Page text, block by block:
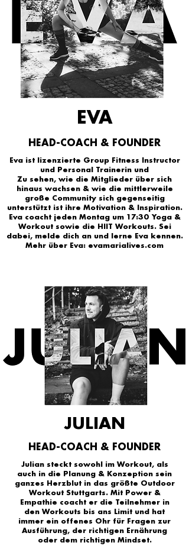
EVA
HEAD-COACH & FOUNDER
Eva ist lizenzierte Group Fitness Instructor
und Personal Trainerin und
Zu sehen, wie die Mitglieder über sich
hinaus wachsen & wie die mittlerweile
große Community sich gegenseitig
unterstützt ist ihre Motivation & Inspiration.
Eva coacht jeden Montag um 17:30 Yoga &
Workout sowie die HIIT Workouts. Sei
dabei, melde dich an und lerne Eva kennen.
Mehr über Eva: evamarialives.com
JULIAN
HEAD-COACH & FOUNDER
Julian steckt sowohl im Workout, als
auch in die Planung & Konzeption sein
ganzes Herzblut in das größte Outdoor
Workout Stuttgarts. Mit Power &
Empathie coacht er die Teilnehmer in
den Workouts bis ans Limit und hat
immer ein offenes Ohr für Fragen zur
Ausführung, der richtigen Ernährung
oder dem richtigen Mindset.